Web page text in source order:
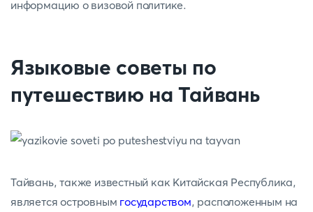
информацию о визовой политике.
Языковые советы по
путешествию на Тайвань
Тайвань, также известный как Китайская Республика,
является островным государством, расположенным на